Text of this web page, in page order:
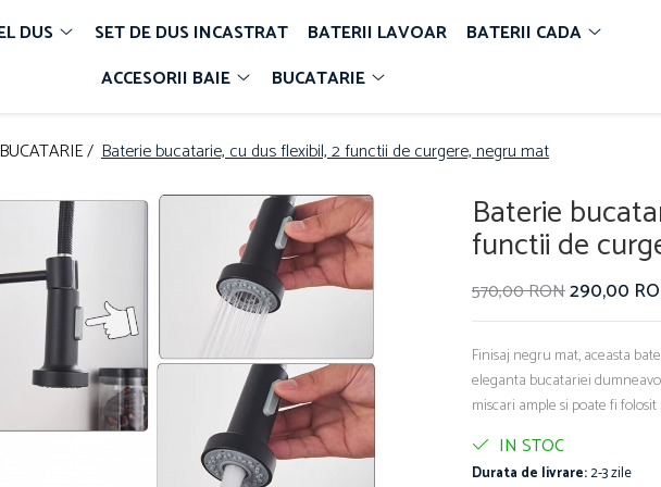
DUS SET DE DUS INCASTRAT BATERII LAVOAR
BATERII CADA
ACCESORII BAIE
BUCATARIE
BUCATARIE / Baterie bucatarie, cu dus flexibil, 2 functii de curgere, negru mat
Baterie
functii de
570,00 RON290,00
Finisaj negru mat, aceasta
eleganta bucatariei
miscari ample si poate fi
IN STOC
Durata de livrare:2-3 zile